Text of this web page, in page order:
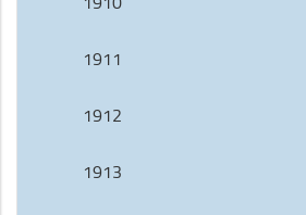
1911
1912
1913